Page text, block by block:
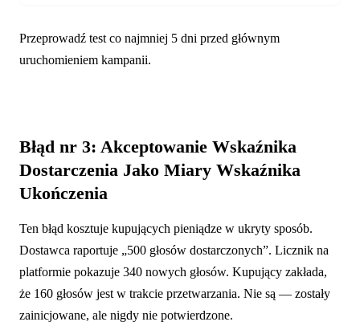
Przeprowadź test co najmniej 5 dni przed głównym
uruchomieniem kampanii.
Błąd nr 3: Akceptowanie Wskaźnika
Dostarczenia Jako Miary Wskaźnika
Ukończenia
Ten błąd kosztuje kupujących pieniądze w ukryty sposób.
Dostawca raportuje „500 głosów dostarczonych”. Licznik na
platformie pokazuje 340 nowych głosów. Kupujący zakłada,
że 160 głosów jest w trakcie przetwarzania. Nie są — zostały
zainicjowane, ale nigdy nie potwierdzone.